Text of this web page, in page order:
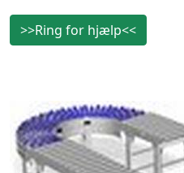
>>Ring for hjælp<<